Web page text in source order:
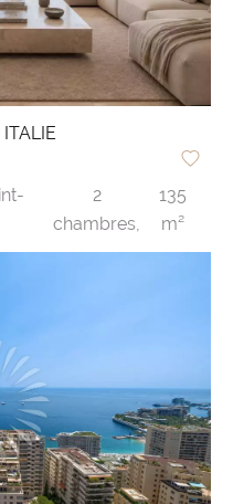
2
chambres,
135
m²